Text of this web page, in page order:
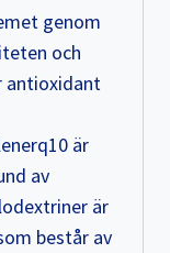
genom
och
antioxidant
är
av
är
består av